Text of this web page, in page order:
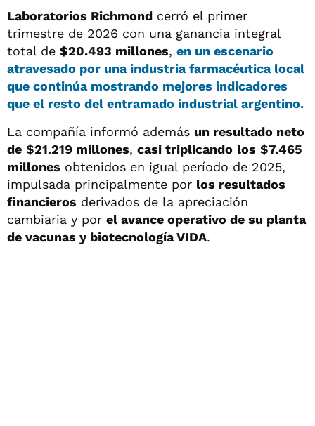
Laboratorios Richmond cerró el primer
trimestre de 2026 con una ganancia integral
total de $20.493 millones, en un escenario
atravesado por una industria farmacéutica local
que continúa mostrando mejores indicadores
que el resto del entramado industrial argentino.
La compañía informó además un resultado neto
de $21.219 millones, casi triplicando los $7.465
millones obtenidos en igual período de 2025,
impulsada principalmente por los resultados
financieros derivados de la apreciación
cambiaria y por el avance operativo de su planta
de vacunas y biotecnología VIDA.